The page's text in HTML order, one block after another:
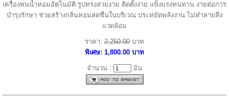
เครื่องพ่นน้ำหอมอัตโนมัติ รูปทรงสวยงาม ติดตั้งง่าย แข็งแรงทนทาน ง่ายต่อการ
บำรุงรักษา ช่วยสร้างกลิ่นหอมสดชื่นในบริเวณ ประหยัดพลังงาน ไม่ทำลายสิ่ง
แวดล้อม
ราคา: 2,250.00 บาท
พิเศษ: 1,800.00 บาท
จำนวน : อัน